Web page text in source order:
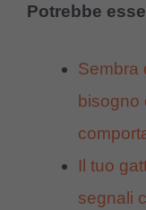
Potrebbe
Sembra
bisogno
Il tuo
segnali